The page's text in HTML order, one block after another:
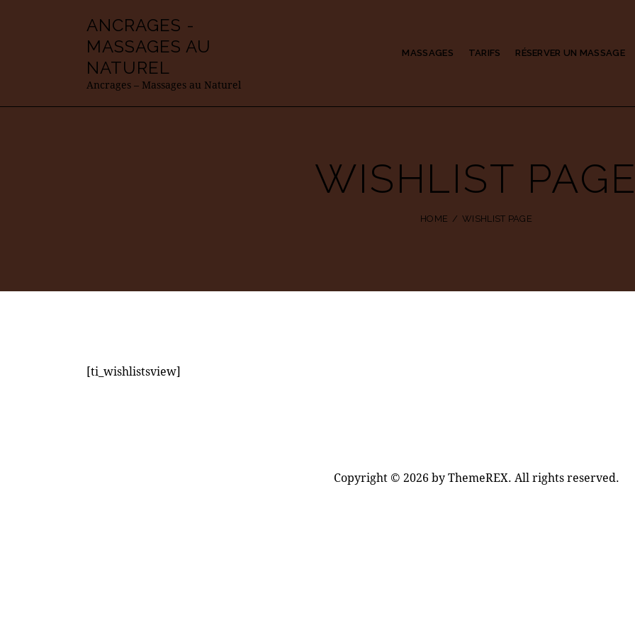
ANCRAGES -
MASSAGES AU
NATUREL
Ancrages – Massages au Naturel
MASSAGES TARIFS RÉSERVER UN MASSAGE
WISHLIST PAGE
HOME WISHLIST PAGE
[ti_wishlistsview]
Copyright © 2026 by ThemeREX. All rights reserved.